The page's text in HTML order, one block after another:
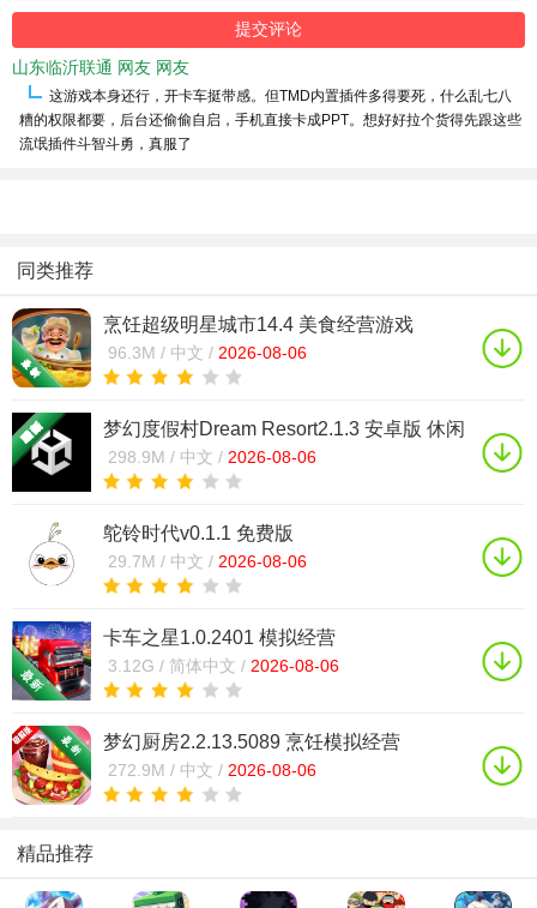
山东临沂联通 网友 网友
这游戏本身还行，开卡车挺带感。但TMD内置插件多得要死，什么乱七八
糟的权限都要，后台还偷偷自启，手机直接卡成PPT。想好好拉个货得先跟这些
流氓插件斗智斗勇，真服了
同类推荐
烹饪超级明星城市14.4 美食经营游戏
96.3M / 中文 / 2026-08-06
梦幻度假村Dream Resort2.1.3 安卓版 休闲
经营
298.9M / 中文 / 2026-08-06
鸵铃时代v0.1.1 免费版
29.7M / 中文 / 2026-08-06
卡车之星1.0.2401 模拟经营
3.12G / 简体中文 / 2026-08-06
梦幻厨房2.2.13.5089 烹饪模拟经营
272.9M / 中文 / 2026-08-06
精品推荐